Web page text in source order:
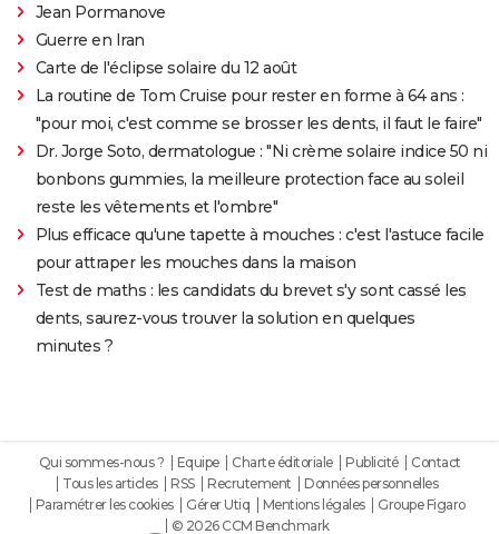
Jean Pormanove
Guerre en Iran
Carte de l'éclipse solaire du 12 août
La routine de Tom Cruise pour rester en forme à 64 ans :
"pour moi, c'est comme se brosser les dents, il faut le faire"
Dr. Jorge Soto, dermatologue : "Ni crème solaire indice 50 ni
bonbons gummies, la meilleure protection face au soleil
reste les vêtements et l'ombre"
Plus efficace qu'une tapette à mouches : c'est l'astuce facile
pour attraper les mouches dans la maison
Test de maths : les candidats du brevet s'y sont cassé les
dents, saurez-vous trouver la solution en quelques
minutes ?
Qui sommes-nous ? Equipe Charte éditoriale Publicité
Contact
Tous les articles
RSS Recrutement
Données personnelles
Paramétrer les cookies
Gérer Utiq Mentions légales
Groupe Figaro
© 2026 CCM Benchmark